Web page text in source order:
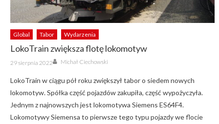
Global Tabor Wydarzenia
LokoTrain zwiększa flotę lokomotyw
Posted
on
29 sierpnia 2022 Author
Michał Ciechowski
LokoTrain w ciągu pół roku zwiększył tabor o siedem nowych
lokomotyw. Spółka część pojazdów zakupiła, część wypożyczyła.
Jednym z najnowszych jest lokomotywa Siemens ES64F4.
Lokomotywy Siemensa to pierwsze tego typu pojazdy we flocie